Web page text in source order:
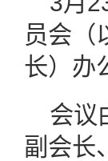
员会（
长）办
会议
副会长